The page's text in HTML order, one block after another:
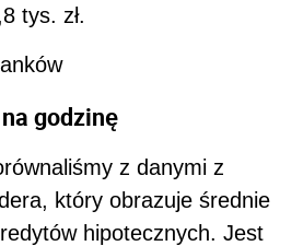
tys. zł.
godzinę
z danymi z
który obrazuje średnie
hipotecznych. Jest